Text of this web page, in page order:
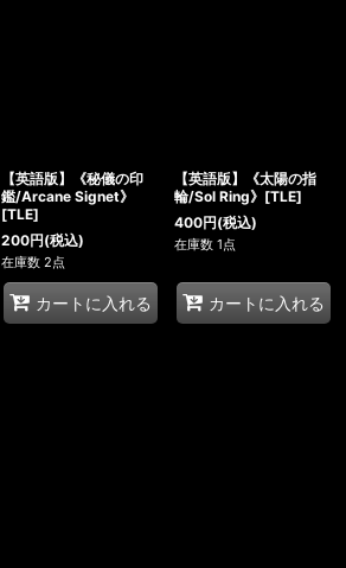
【英語版】《秘儀の印
鑑/Arcane Signet》
[TLE]
200円(税込)
在庫数 2点
カートに入れる
【英語版】《太陽の指
輪/Sol Ring》[TLE]
400円(税込)
在庫数 1点
カートに入れる